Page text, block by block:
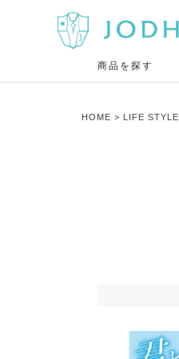
商品を探す
HOME LIFE STYLE